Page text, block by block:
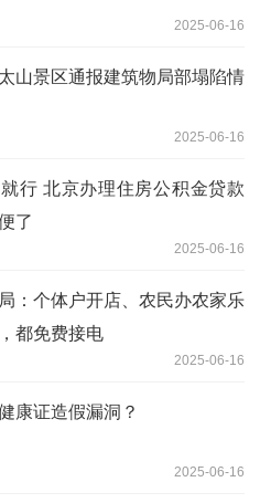
2025-06-16
山景区通报建筑物局部塌陷情
2025-06-16
行 北京办理住房公积金贷款
了
2025-06-16
：个体户开店、农民办农家乐
都免费接电
2025-06-16
康证造假漏洞？
2025-06-16